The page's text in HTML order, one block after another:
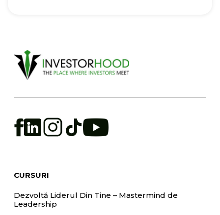
CURSURI
Dezvoltă Liderul Din Tine – Mastermind de
Leadership